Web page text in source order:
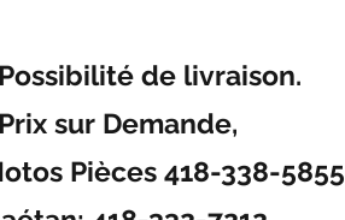
de livraison.
sur Demande,
Pièces 418-338-5855